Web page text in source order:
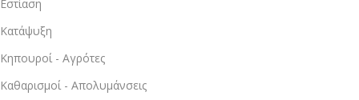
Εστίαση
Κατάψυξη
Κηπουροί - Αγρότες
Καθαρισμοί - Απολυμάνσεις